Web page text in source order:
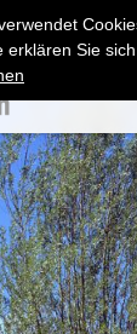
erklären Sie